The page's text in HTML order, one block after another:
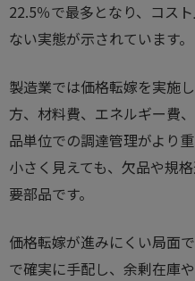
22.5％で最多となり、コス
ない実態が示されています。
製造業では価格転嫁を実施
方、材料費、エネルギー費
品単位での調達管理がより
小さく見えても、欠品や規
要部品です。
価格転嫁が進みにくい局面
で確実に手配し、余剰在庫